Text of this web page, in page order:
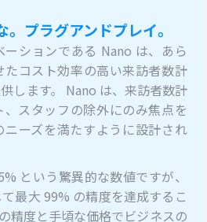
プラグアンドプレイ。
ションである Nano は、あら
コスト効率の高い来訪者数計
します。 Nano は、来訪者数計
スタッフの除外にのみ焦点を
ーズを満たすように設計され
という驚異的な数値ですが、
最大 99% の精度を達成するこ
精度と手頃な価格でビジネスの